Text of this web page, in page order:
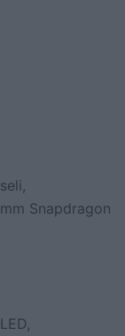
Snapdragon